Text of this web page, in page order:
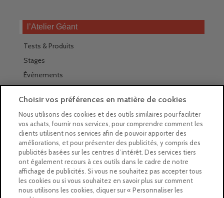
l’Atelier Géant
Tests & Produits
Stages
Évènements
Trouver nos magasins
La newsletter des magasins
Feuilleter le Guide
Gratuit : intégrer le Guide
Marques Beaux-Arts
Choisir vos préférences en matière de cookies
Nous utilisons des cookies et des outils similaires pour faciliter
vos achats, fournir nos services, pour comprendre comment les
clients utilisent nos services afin de pouvoir apporter des
améliorations, et pour présenter des publicités, y compris des
publicités basées sur les centres d’intérêt. Des services tiers
ont également recours à ces outils dans le cadre de notre
affichage de publicités. Si vous ne souhaitez pas accepter tous
les cookies ou si vous souhaitez en savoir plus sur comment
nous utilisons les cookies, cliquer sur « Personnaliser les